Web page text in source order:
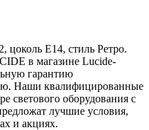
E14, стиль Ретро.
в магазине Lucide-
гарантию
Наши квалифицированные
светового оборудования с
лучшие условия,
и акциях.